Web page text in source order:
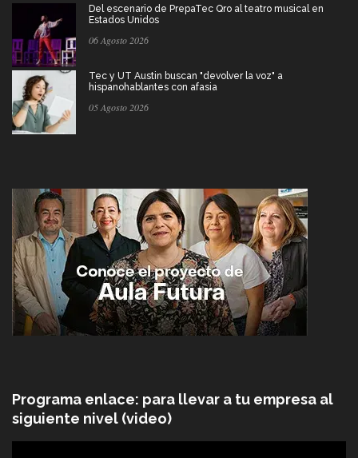
Del escenario de PrepaTec Qro al teatro musical en
Estados Unidos
06 Agosto 2026
Tec y UT Austin buscan "devolver la voz" a
hispanohablantes con afasia
05 Agosto 2026
Programa enlace: para llevar a tu empresa al
siguiente nivel (video)